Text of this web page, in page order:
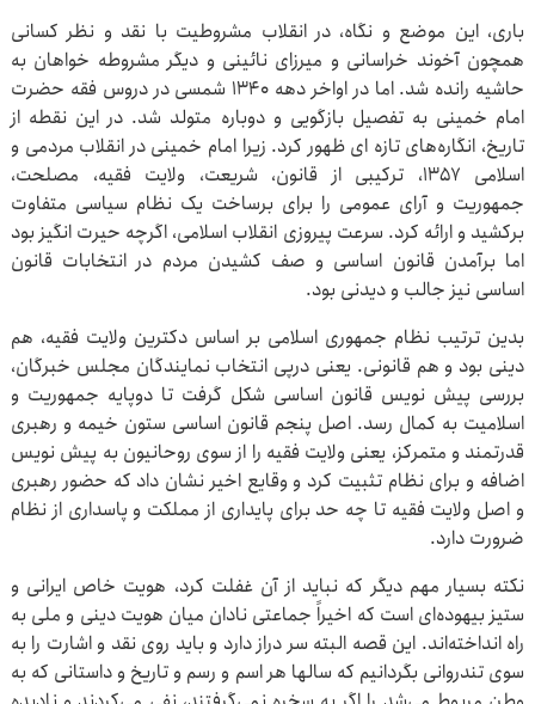
باری، این موضع و نگاه، در انقلاب مشروطیت با نقد و نظر کسانی
همچون آخوند خراسانی و میرزای نائینی و دیگر مشروطه خواهان به
حاشیه رانده شد. اما در اواخر دهه 1340 شمسی در دروس فقه حضرت
امام خمینی به تفصیل بازگویی و دوباره متولد شد. در این نقطه از
تاریخ، انگاره‌های تازه ای ظهور کرد. زیرا امام خمینی در انقلاب مردمی و
اسلامی 1357، ترکیبی از قانون، شریعت، ولایت فقیه، مصلحت،
جمهوریت و آرای عمومی را برای برساخت یک نظام سیاسی متفاوت
برکشید و ارائه کرد. سرعت پیروزی انقلاب اسلامی، اگرچه حیرت انگیز بود
اما برآمدن قانون اساسی و صف کشیدن مردم در انتخابات قانون
اساسی نیز جالب و دیدنی بود.
بدین ترتیب نظام جمهوری اسلامی بر اساس دکترین ولایت فقیه، هم
دینی بود و هم قانونی. یعنی درپی انتخاب نمایندگان مجلس خبرگان،
بررسی پیش نویس قانون اساسی شکل گرفت تا دوپایه جمهوریت و
اسلامیت به کمال رسد. اصل پنجم قانون اساسی ستون خیمه و رهبری
قدرتمند و متمرکز، یعنی ولایت فقیه را از سوی روحانیون به پیش نویس
اضافه و برای نظام تثبیت کرد و وقایع اخیر نشان داد که حضور رهبری
و اصل ولایت فقیه تا چه حد برای پایداری از مملکت و پاسداری از نظام
ضرورت دارد.
نکته بسیار مهم دیگر که نباید از آن غفلت کرد، هویت خاص ایرانی و
ستیز بیهوده‌ای است که اخیراً جماعتی نادان میان هویت دینی و ملی به
راه انداخته‌اند. این قصه البته سر دراز دارد و باید روی نقد و اشارت را به
سوی تندروانی بگردانیم که سالها هر اسم و رسم و تاریخ و داستانی که به